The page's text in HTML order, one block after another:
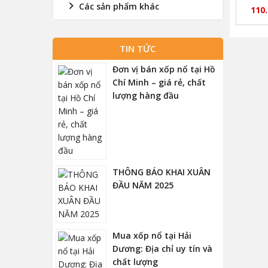
Các sản phẩm khác
TIN TỨC
Đơn vị bán xốp nổ tại Hồ
Chí Minh – giá rẻ, chất
lượng hàng đầu
THÔNG BÁO KHAI XUÂN
ĐẦU NĂM 2025
Mua xốp nổ tại Hải
Dương: Địa chỉ uy tín và
chất lượng